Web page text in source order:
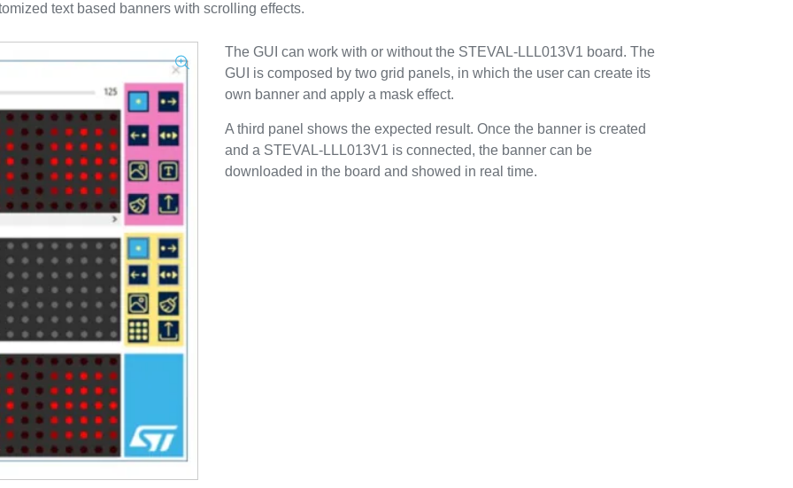
text based banners with scrolling effects.
The GUI can work with or without the STEVAL-LLL013V1 board. The
GUI is composed by two grid panels, in which the user can create its
own banner and apply a mask effect.
A third panel shows the expected result. Once the banner is created
and a STEVAL-LLL013V1 is connected, the banner can be
downloaded in the board and showed in real time.